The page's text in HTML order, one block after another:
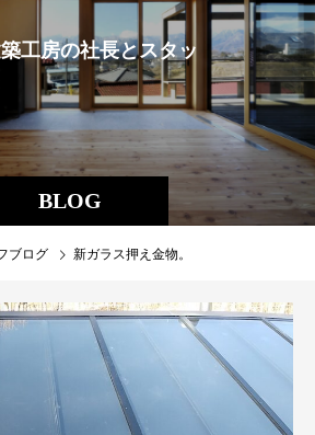
BLOG
の社長とスタッフのブ ログ
ブログ 新ガラス押え金物。